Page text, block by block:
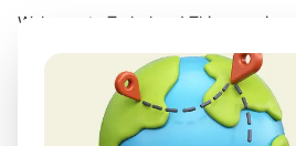
Welcome to Turbologo! This page is